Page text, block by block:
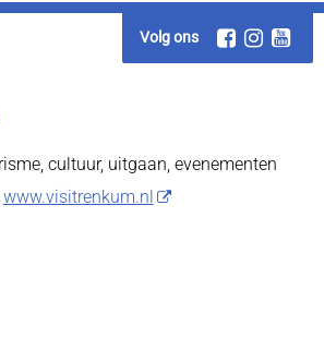
Volg ons
cultuur, uitgaan, evenementen
www.visitrenkum.nl